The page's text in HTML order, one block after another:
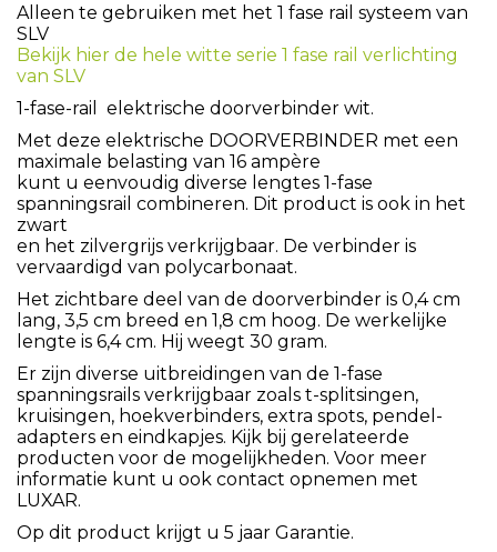
Alleen te gebruiken met het 1 fase rail systeem van
SLV
Bekijk hier de hele witte serie 1 fase rail verlichting
van SLV
1-fase-rail elektrische doorverbinder wit.
Met deze elektrische DOORVERBINDER met een
maximale belasting van 16 ampère
kunt u eenvoudig diverse lengtes 1-fase
spanningsrail combineren. Dit product is ook in het
zwart
en het zilvergrijs verkrijgbaar. De verbinder is
vervaardigd van polycarbonaat.
Het zichtbare deel van de doorverbinder is 0,4 cm
lang, 3,5 cm breed en 1,8 cm hoog. De werkelijke
lengte is 6,4 cm. Hij weegt 30 gram.
Er zijn diverse uitbreidingen van de 1-fase
spanningsrails verkrijgbaar zoals t-splitsingen,
kruisingen, hoekverbinders, extra spots, pendel-
adapters en eindkapjes. Kijk bij gerelateerde
producten voor de mogelijkheden. Voor meer
informatie kunt u ook contact opnemen met
LUXAR.
Op dit product krijgt u 5 jaar Garantie.